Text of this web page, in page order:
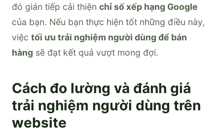
đó gián tiếp cải thiện chỉ số xếp hạng Google
của bạn. Nếu bạn thực hiện tốt những điều này,
việc tối ưu trải nghiệm người dùng để bán
hàng sẽ đạt kết quả vượt mong đợi.
Cách đo lường và đánh giá
trải nghiệm người dùng trên
website